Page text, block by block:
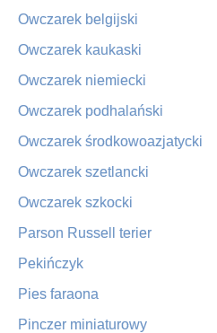
Owczarek belgijski
Owczarek kaukaski
Owczarek niemiecki
Owczarek podhalański
Owczarek środkowoazjatycki
Owczarek szetlancki
Owczarek szkocki
Parson Russell terier
Pekińczyk
Pies faraona
Pinczer miniaturowy